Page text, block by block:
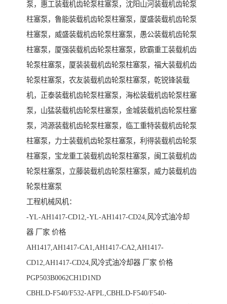
泵，惠工装载机齿轮泵柱塞泵，沈阳山河装载机齿轮泵
柱塞泵，鲁能装载机齿轮泵柱塞泵，厦盛装载机齿轮泵
柱塞泵，威盛装载机齿轮泵柱塞泵，愚公装载机齿轮泵
柱塞泵，厦强装载机齿轮泵柱塞泵，欧霸重工装载机齿
轮泵柱塞泵，厦装装载机齿轮泵柱塞泵，福大装载机齿
轮泵柱塞泵，农友装载机齿轮泵柱塞泵，乾锐锋装载
机，正泰装载机齿轮泵柱塞泵，海松装载机齿轮泵柱塞
泵，山猛装载机齿轮泵柱塞泵，金城装载机齿轮泵柱塞
泵，鸿源装载机齿轮泵柱塞泵，临工重特装载机齿轮泵
柱塞泵，力士装载机齿轮泵柱塞泵，利得装载机齿轮泵
柱塞泵，宝龙重工装载机齿轮泵柱塞泵，闽工装载机齿
轮泵柱塞泵，立藤装载机齿轮泵柱塞泵，威力装载机齿
轮泵柱塞泵
工程机械风机：
-YL-AH1417-CD12,-YL-AH1417-CD24,风冷式油冷却
器 厂家 价格
AH1417,AH1417-CA1,AH1417-CA2,AH1417-
CD12,AH1417-CD24,风冷式油冷却器 厂家 价格
PGP503B0062CH1D1ND
CBHLD-F540/F532-AFPL,CBHLD-F540/F540-